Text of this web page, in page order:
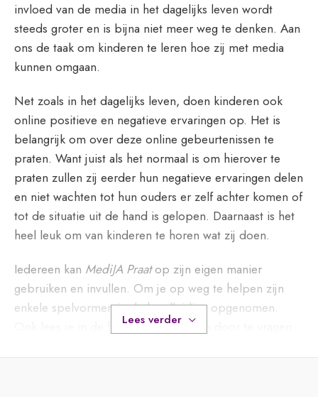
invloed van de media in het dagelijks leven wordt
steeds groter en is bijna niet meer weg te denken. Aan
ons de taak om kinderen te leren hoe zij met media
kunnen omgaan.
Net zoals in het dagelijks leven, doen kinderen ook
online positieve en negatieve ervaringen op. Het is
belangrijk om over deze online gebeurtenissen te
praten. Want juist als het normaal is om hierover te
praten zullen zij eerder hun negatieve ervaringen delen
en niet wachten tot hun ouders er zelf achter komen of
tot de situatie uit de hand is gelopen. Daarnaast is het
heel leuk om van kinderen te horen wat zij doen.
Iedereen kan MediJA Praatop zijn eigen manier
gebruiken en invullen. Om je op weg te helpen zijn
enkele spelvormen in de handleiding opgenomen.
Ook lees je in de handleiding tips om door te vragen
Lees verder